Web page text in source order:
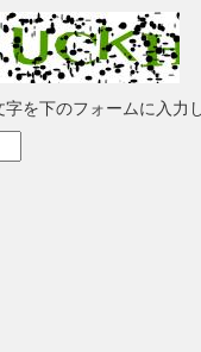
を下のフォームに入力